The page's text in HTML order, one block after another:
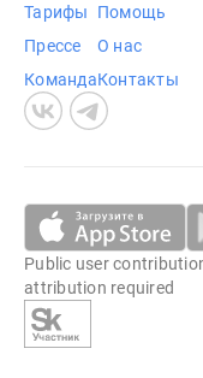
Тарифы
Прессе
Команда
Помощь
О нас
Контакты
Public user
attribution required